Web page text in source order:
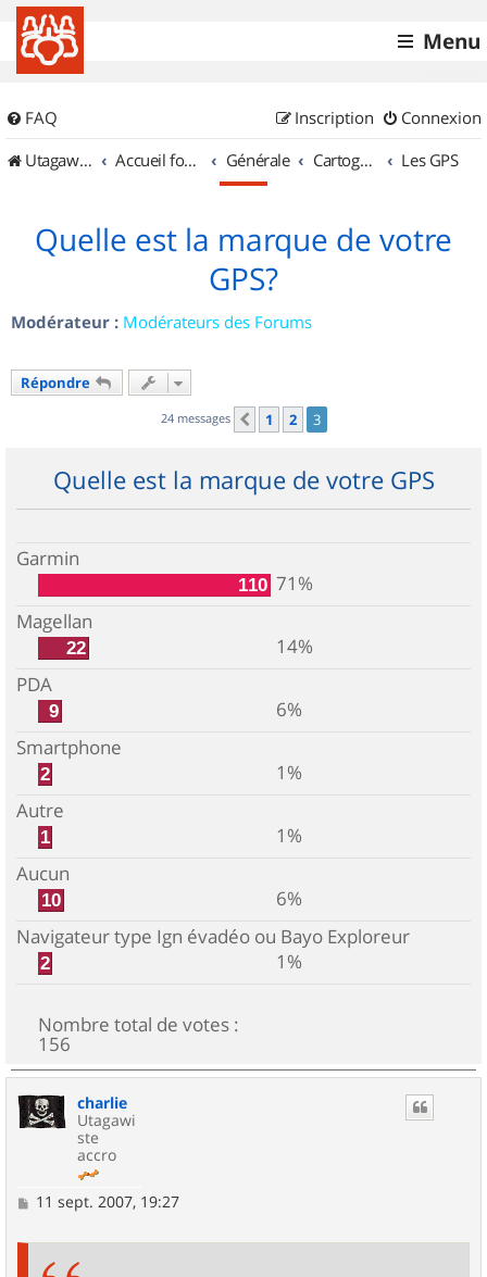
Menu
FAQ Connexion
Inscription
UtagawaVTT (Randos VTT et VTTAE avec traces GPS)
Accueil forum Générale Cartographie et GPS Les GPS
Quelle est la marque de votre
GPS?
Modérateur : Modérateurs des Forums
Répondre
24 messages Précédent
1 2 3
Quelle est la marque de votre GPS
Garmin
110 71%
Magellan
22
14%
PDA
9
6%
Smartphone
2
1%
Autre
1
1%
Aucun
10
6%
Navigateur type Ign évadéo ou Bayo Exploreur
2 1%
Nombre total de votes :
156
charlie
Utagawi
ste
accro
M11 sept. 2007, 19:27